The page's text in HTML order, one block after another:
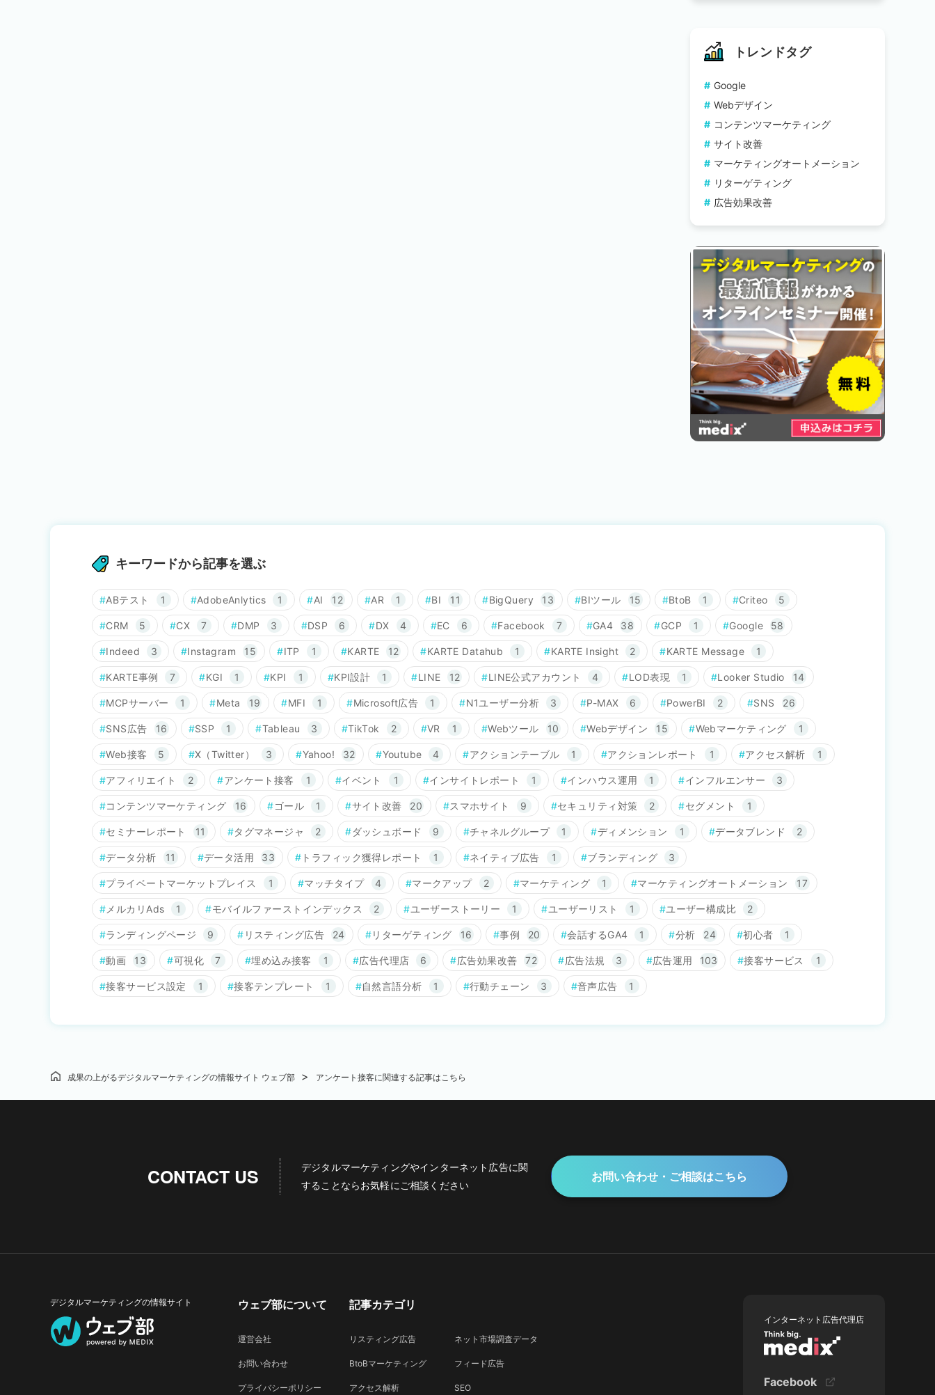
トレンドタグ
Google
Webデザイン
コンテンツマーケティング
サイト改善
マーケティングオートメーション
リターゲティング
広告効果改善
キーワードから記事を選ぶ
ABテスト 1 AdobeAnlytics 1 AI 12 AR 1 BI 11 BigQuery 13 BIツール 15 BtoB 1 Criteo 5
CRM 5 CX 7 DMP 3 DSP 6 DX 4 EC 6 Facebook 7 GA4 38 GCP 1 Google 58
Indeed 3 Instagram 15 ITP 1 KARTE 12 KARTE Datahub 1 KARTE Insight 2 KARTE Message 1
KARTE事例 7 KGI 1 KPI 1 KPI設計 1 LINE 12 LINE公式アカウント 4 LOD表現 1 Looker Studio 14
MCPサーバー 1 Meta 19 MFI 1 Microsoft広告 1 N1ユーザー分析 3 P-MAX 6 PowerBI 2 SNS 26
SNS広告 16 SSP 1 Tableau 3 TikTok 2 VR 1 Webツール 10 Webデザイン 15 Webマーケティング 1
Web接客 5 X（Twitter） 3 Yahoo! 32 Youtube 4 アクションテーブル 1 アクションレポート 1 アクセス解析 1
アフィリエイト 2 アンケート接客 1 イベント 1 インサイトレポート 1 インハウス運用 1 インフルエンサー 3
コンテンツマーケティング 16 ゴール 1 サイト改善 20 スマホサイト 9 セキュリティ対策 2 セグメント 1
セミナーレポート 11 タグマネージャ 2 ダッシュボード 9 チャネルグループ 1 ディメンション 1 データブレンド 2
データ分析 11 データ活用 33 トラフィック獲得レポート 1 ネイティブ広告 1 ブランディング 3
プライベートマーケットプレイス 1 マッチタイプ 4 マークアップ 2 マーケティング 1 マーケティングオートメーション 17
メルカリAds 1 モバイルファーストインデックス 2 ユーザーストーリー 1 ユーザーリスト 1 ユーザー構成比 2
ランディングページ 9 リスティング広告 24 リターゲティング 16 事例 20 会話するGA4 1 分析 24 初心者 1
動画 13 可視化 7 埋め込み接客 1 広告代理店 6 広告効果改善 72 広告法規 3 広告運用 103 接客サービス 1
接客サービス設定 1 接客テンプレート 1 自然言語分析 1 行動チェーン 3 音声広告 1
成果の上がるデジタルマーケティングの情報サイト ウェブ部 アンケート接客に関連する記事はこちら
CONTACT US デジタルマーケティングやインターネット広告に関
することならお気軽にご相談ください
お問い合わせ・ご相談はこちら
デジタルマーケティングの情報サイト ウェブ部について
運営会社
お問い合わせ
プライバシーポリシー
記事カテゴリ
リスティング広告
BtoBマーケティング
アクセス解析
ネット市場調査データ
フィード広告
SEO
インターネット広告代理店
Facebook